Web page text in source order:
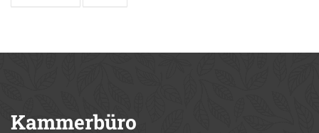
Kammerbüro